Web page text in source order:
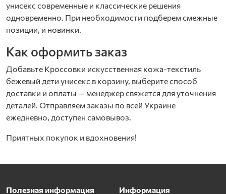
унисекс современные и классические решения
одновременно. При необходимости подберем смежные
позиции, и новинки.
Как оформить заказ
Добавьте Кроссовки искусственная кожа-текстиль
бежевый дети унисекс в корзину, выберите способ
доставки и оплаты — менеджер свяжется для уточнения
деталей. Отправляем заказы по всей Украине
ежедневно, доступен самовывоз.
Приятных покупок и вдохновения!
Информация
Полезная информация